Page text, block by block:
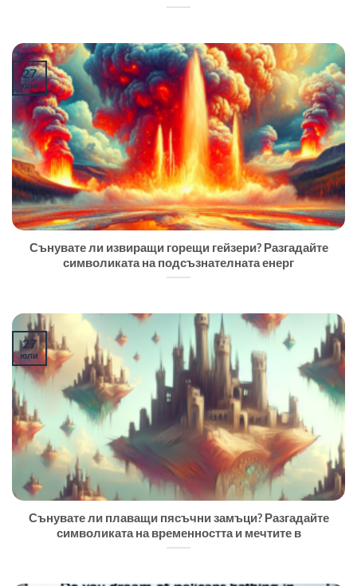
Сънувате ли извиращи горещи гейзери? Разгадайте
символиката на подсъзнателната енерг
27
юли
Сънувате ли плаващи пясъчни замъци? Разгадайте
символиката на временността и мечтите в
27
юли